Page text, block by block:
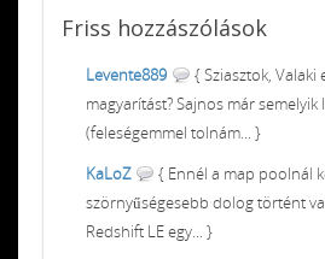
Friss hozzászólások
Levente889
{ Sziasztok,
magyarítást? Sajnos már semelyik
(feleségemmel tolnám... }
KaLoZ
{ Ennél a map poolnál
szörnyűségesebb dolog történt
Redshift LE egy... }